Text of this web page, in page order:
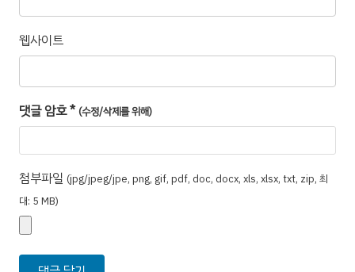
웹사이트
댓글 암호* (수정/삭제를 위해)
첨부파일 (jpg/jpeg/jpe, png, gif, pdf, doc, docx, xls, xlsx, txt, zip, 최
대: 5 MB)